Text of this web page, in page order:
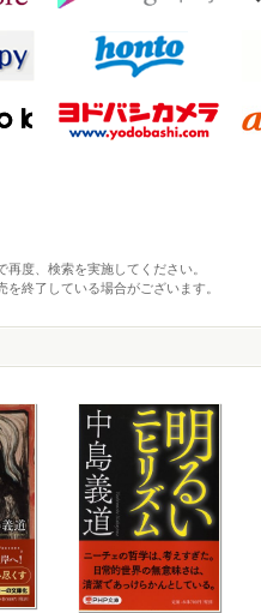
度、検索を実施してください。
終了している場合がございます。